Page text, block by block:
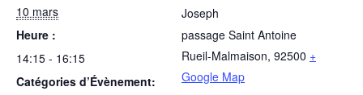
10 mars
Heure :
14:15 - 16:15
Catégories d’Évènement:
Joseph
passage Saint Antoine
Rueil-Malmaison, 92500 +
Google Map